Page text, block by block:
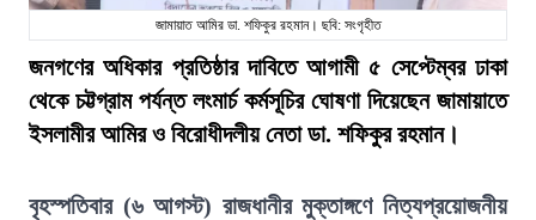
জামায়াত আমির ডা. শফিকুর রহমান। ছবি: সংগৃহীত
জনগণের অধিকার প্রতিষ্ঠার দাবিতে আগামী ৫ সেপ্টেম্বর ঢাকা
থেকে চট্টগ্রাম পর্যন্ত লংমার্চ কর্মসূচির ঘোষণা দিয়েছেন জামায়াতে
ইসলামীর আমির ও বিরোধীদলীয় নেতা ডা. শফিকুর রহমান।
বৃহস্পতিবার (৬ আগস্ট) রাজধানীর মুক্তাঙ্গণে নিত্যপ্রয়োজনীয়